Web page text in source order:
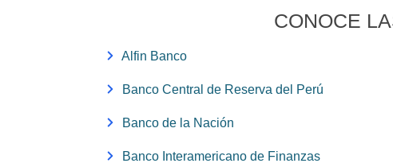
CONOCE
Alfin Banco
Banco Central de Reserva del Perú
Banco de la Nación
Banco Interamericano de Finanzas